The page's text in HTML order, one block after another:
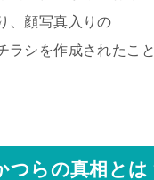
、顔写真入りの
ラシを作成されたこ
つらの真相とは